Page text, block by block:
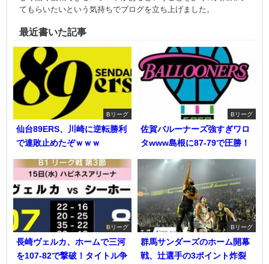
てもらいたいという気持ちでブログを立ち上げました。
最近書いた記事
Bリーグ
仙台89ERS、川崎に逆転勝利
で連敗止めたぞｗｗｗ
Bリーグ
佐賀バルーナーズ強すぎワロ
タwww島根に87-79で圧勝！
Bリーグ
長崎ヴェルカ、ホームで三河
を107-82で撃破！タイトル争
Bリーグ
群馬サンダーズのホーム開幕
戦、辻選手の3ポイント炸裂